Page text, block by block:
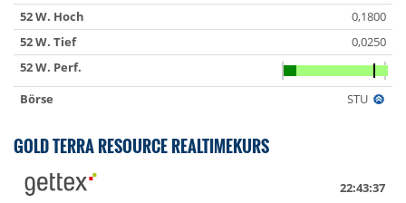
52 W. Hoch
0,1800
52 W. Tief
0,0250
52 W. Perf.
Börse
STU
GOLD TERRA RESOURCE REALTIMEKURS
22:43:37